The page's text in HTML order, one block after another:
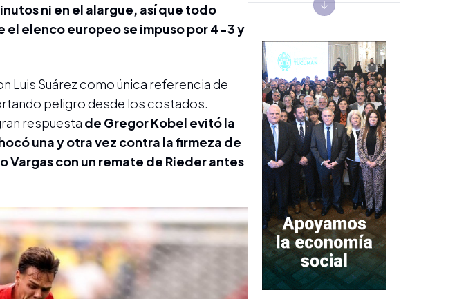
ni en el alargue, así que todo
el elenco europeo se impuso por 4-3 y
Luis Suárez como única referencia de
peligro desde los costados.
respuesta de Gregor Kobel evitó la
una y otra vez contra la firmeza de
Vargas con un remate de Rieder antes
FUROR POR EL
COLECCIONISMO
Con expositores de todo el
NOA, Tafí Viejo se prepara
para la sexta Muestra
Solidaria "Lionel Messi"
FUERTE APOYO
Claudio "Chiqui" Tapia se
calzó la camiseta de
Infantino en su hora más
Next slide